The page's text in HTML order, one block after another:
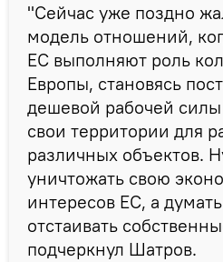
"Сейчас уже поздно
модель отношений,
ЕС выполняют роль
Европы, становясь
дешевой рабочей силы
свои территории для
различных объектов.
уничтожать свою
интересов ЕС, а
отстаивать
подчеркнул Шатров.